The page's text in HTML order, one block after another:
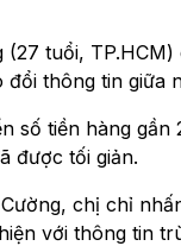
(27 tuổi,
đổi thông tin giữa
số tiền hàng
được tối giản.
chị chỉ
với thông tin